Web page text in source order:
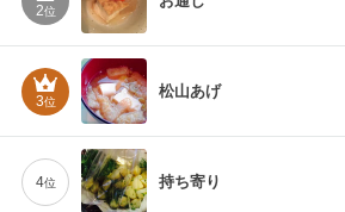
2位
3位
松山あげ
4位 持ち寄り